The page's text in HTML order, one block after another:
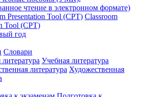
чтение в электронном формате)
Classroom
Tool (CPT)
год
Словари
Учебная литература
Художественная